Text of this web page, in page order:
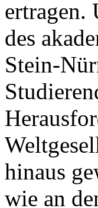
ertragen.
des
Stein-
hinaus
wie an